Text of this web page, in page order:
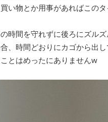
い物とか用事があればこのタ
時間を守れずに後ろにズル
、時間どおりにカゴから出
とはめったにありませんw